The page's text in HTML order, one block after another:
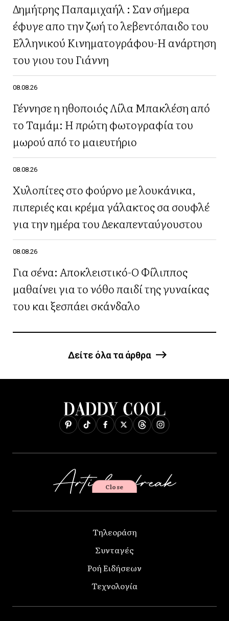
Δημήτρης Παπαμιχαήλ : Σαν σήμερα
έφυγε απο την ζωή το λεβεντόπαιδο του
Ελληνικού Κινηματογράφου-Η ανάρτηση
του γιου του Γιάννη
08.08.26
Γέννησε η ηθοποιός Λίλα Μπακλέση από
το Ταμάμ: Η πρώτη φωτογραφία του
μωρού από το μαιευτήριο
08.08.26
Χυλοπίτες στο φούρνο με λουκάνικα,
πιπεριές και κρέμα γάλακτος σα σουφλέ
για την ημέρα του Δεκαπενταύγουστου
08.08.26
Για σένα: Αποκλειστικό-Ο Φίλιππος
μαθαίνει για το νόθο παιδί της γυναίκας
του και ξεσπάει σκάνδαλο
Δείτε όλα τα άρθρα
Τηλεοράση
Συνταγές
Ροή Ειδήσεων
Τεχνολογία
Close